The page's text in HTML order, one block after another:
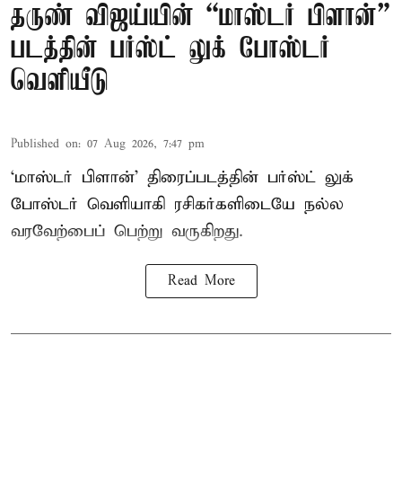
தருண் விஜய்யின் “மாஸ்டர் பிளான்”
படத்தின் பர்ஸ்ட் லுக் போஸ்டர்
வெளியீடு
Published on: 07 Aug 2026, 7:47 pm
‘மாஸ்டர் பிளான்’ திரைப்படத்தின் பர்ஸ்ட் லுக்
போஸ்டர் வெளியாகி ரசிகர்களிடையே நல்ல
வரவேற்பைப் பெற்று வருகிறது.
Read More